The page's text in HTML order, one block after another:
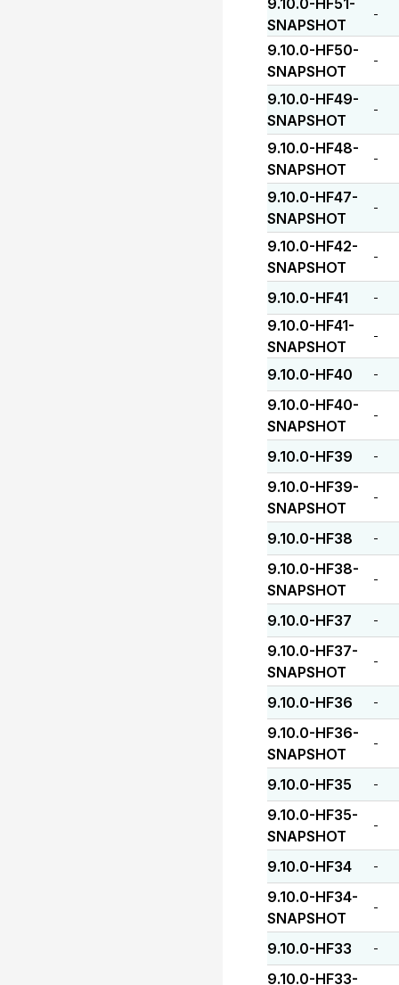
9.10.0-HF51-
SNAPSHOT
-
9.10.0-HF50-
SNAPSHOT
-
9.10.0-HF49-
SNAPSHOT
-
9.10.0-HF48-
SNAPSHOT
-
9.10.0-HF47-
SNAPSHOT
-
9.10.0-HF42-
SNAPSHOT
-
9.10.0-HF41 -
9.10.0-HF41-
SNAPSHOT
-
9.10.0-HF40 -
9.10.0-HF40-
SNAPSHOT
-
9.10.0-HF39 -
9.10.0-HF39-
SNAPSHOT
-
9.10.0-HF38 -
9.10.0-HF38-
SNAPSHOT
-
9.10.0-HF37 -
9.10.0-HF37-
SNAPSHOT
-
9.10.0-HF36 -
9.10.0-HF36-
SNAPSHOT
-
9.10.0-HF35 -
9.10.0-HF35-
SNAPSHOT
-
9.10.0-HF34 -
9.10.0-HF34-
SNAPSHOT
-
9.10.0-HF33 -
9.10.0-HF33-